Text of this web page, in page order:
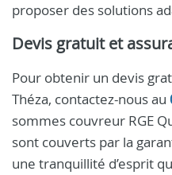
proposer des solutions
Devis gratuit et
Pour obtenir un devis
Théza, contactez-nous au
sommes couvreur RGE
sont couverts par la
une tranquillité d’esprit